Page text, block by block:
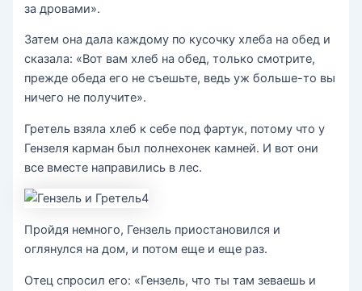
за дровами».
Затем она дала каждому по кусочку хлеба на обед и
сказала: «Вот вам хлеб на обед, только смотрите,
прежде обеда его не съешьте, ведь уж больше-то вы
ничего не получите».
Гретель взяла хлеб к себе под фартук, потому что у
Гензеля карман был полнехонек камней. И вот они
все вместе направились в лес.
Пройдя немного, Гензель приостановился и
оглянулся на дом, и потом еще и еще раз.
Отец спросил его: «Гензель, что ты там зеваешь и